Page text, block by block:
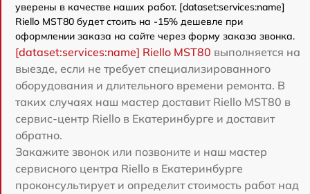
уверены в качестве наших работ. [dataset:services:name]
Riello MST80 будет стоить на -15% дешевле при
оформлении заказа на сайте через форму заказа звонка.
[dataset:services:name] Riello MST80 выполняется на
выезде, если не требует специализированного
оборудования и длительного времени ремонта. В
таких случаях наш мастер доставит Riello MST80 в
сервис-центр Riello в Екатеринбурге и доставит
обратно.
Закажите звонок или позвоните и наш мастер
сервисного центра Riello в Екатеринбурге
проконсультирует и определит стоимость работ над